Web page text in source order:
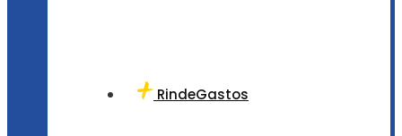
RindeGastos